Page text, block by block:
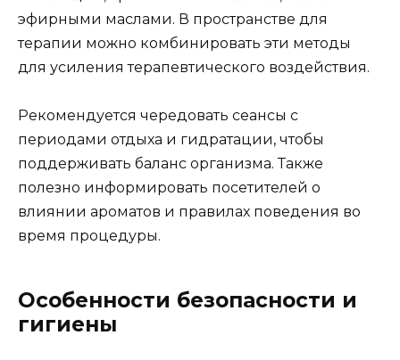
эфирными маслами. В пространстве для
терапии можно комбинировать эти методы
для усиления терапевтического воздействия.
Рекомендуется чередовать сеансы с
периодами отдыха и гидратации, чтобы
поддерживать баланс организма. Также
полезно информировать посетителей о
влиянии ароматов и правилах поведения во
время процедуры.
Особенности безопасности и
гигиены